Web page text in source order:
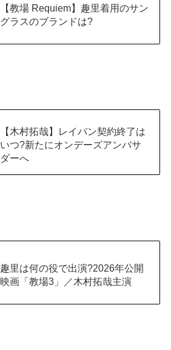
【教場 Requiem】趣里着用のサン
グラスのブランドは?
【木村拓哉】レイバン契約終了は
いつ?新たにオンデーズアンバサ
ダーへ
趣里は何の役で出演?2026年公開
映画「教場3」／木村拓哉主演